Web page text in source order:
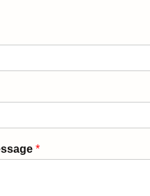
*
ぴんねず☆ごはんのレ
ぴんねずの旅のしおり